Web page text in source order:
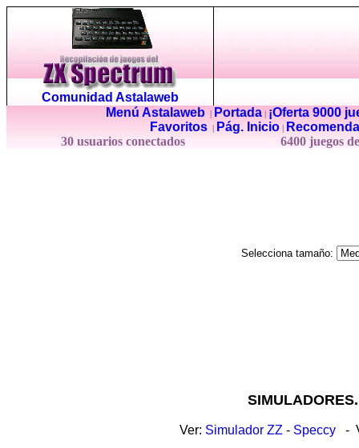
Comunidad Astalaweb
Menú Astalaweb| Portada|
¡Oferta 9000
Favoritos
Pág. Inicio
30 usuarios conectados
6400 juegos
Selecciona tamaño:
Ver: Simulador ZZ - Speccy -